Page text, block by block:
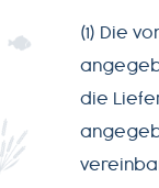
(1) Die
die